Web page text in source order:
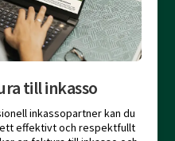
till inkasso
inkassopartner kan du
effektivt och respektfullt